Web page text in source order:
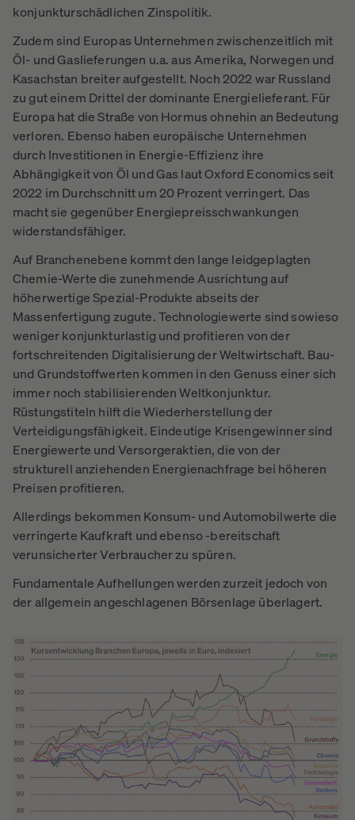
konjunkturschädlichen Zinspolitik.
Zudem sind Europas Unternehmen zwischenzeitlich mit
Öl- und Gaslieferungen u.a. aus Amerika, Norwegen und
Kasachstan breiter aufgestellt. Noch 2022 war Russland
zu gut einem Drittel der dominante Energielieferant. Für
Europa hat die Straße von Hormus ohnehin an Bedeutung
verloren. Ebenso haben europäische Unternehmen
durch Investitionen in Energie-Effizienz ihre
Abhängigkeit von Öl und Gas laut Oxford Economics seit
2022 im Durchschnitt um 20 Prozent verringert. Das
macht sie gegenüber Energiepreisschwankungen
widerstandsfähiger.
Auf Branchenebene kommt den lange leidgeplagten
Chemie-Werte die zunehmende Ausrichtung auf
höherwertige Spezial-Produkte abseits der
Massenfertigung zugute. Technologiewerte sind sowieso
weniger konjunkturlastig und profitieren von der
fortschreitenden Digitalisierung der Weltwirtschaft. Bau-
und Grundstoffwerten kommen in den Genuss einer sich
immer noch stabilisierenden Weltkonjunktur.
Rüstungstiteln hilft die Wiederherstellung der
Verteidigungsfähigkeit. Eindeutige Krisengewinner sind
Energiewerte und Versorgeraktien, die von der
strukturell anziehenden Energienachfrage bei höheren
Preisen profitieren.
Allerdings bekommen Konsum- und Automobilwerte die
verringerte Kaufkraft und ebenso -bereitschaft
verunsicherter Verbraucher zu spüren.
Fundamentale Aufhellungen werden zurzeit jedoch von
der allgemein angeschlagenen Börsenlage überlagert.